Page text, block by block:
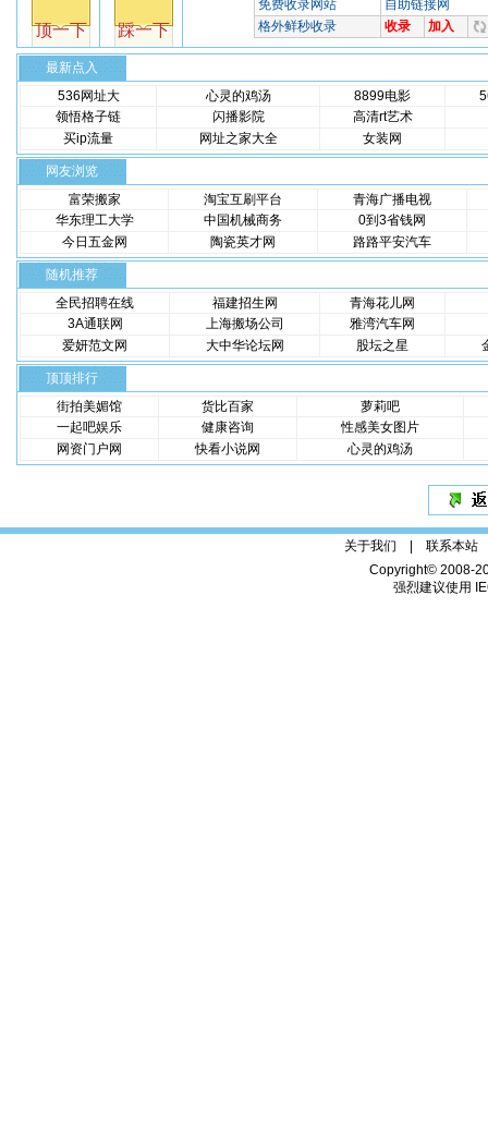
最新点入
536网址大
心灵的鸡汤 8899电影
领悟格子链
闪播影院
高清rt艺术
买ip流量
网址之家大全 女装网
网友浏览
富荣搬家
淘宝互刷平台
青海广播电视
华东理工大学
中国机械商务
0到3省钱网
今日五金网
陶瓷英才网 路路平安汽车
随机推荐
全民招聘在线
福建招生网
青海花儿网
3A通联网
上海搬场公司 雅湾汽车网
爱妍范文网
大中华论坛网 股坛之星
顶顶排行
街拍美媚馆
货比百家
萝莉吧
一起吧娱乐
健康咨询
性感美女图片
网资门户网
快看小说网 心灵的鸡汤
关于我们 | 联系本站
Copyright© 2008-
强烈建议使用